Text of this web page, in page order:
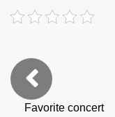
Favorite concert